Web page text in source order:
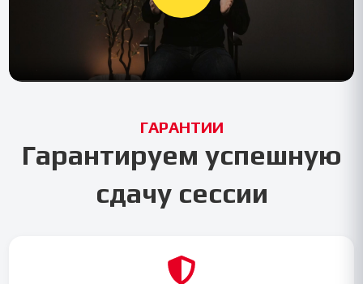
ГАРАНТИИ
Гарантируем успешную
сдачу сессии